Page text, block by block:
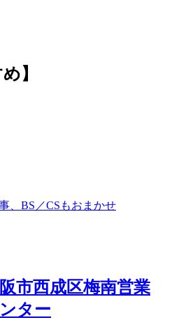
】
、BS／CSもおまかせ
市西成区梅南営業
ター